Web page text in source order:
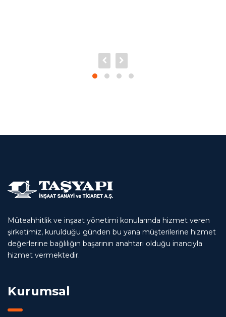
Müteahhitlik ve inşaat yönetimi konularında hizmet veren
şirketimiz, kurulduğu günden bu yana müşterilerine hizmet
değerlerine bağlılığın başarının anahtarı olduğu inancıyla
hizmet vermektedir.
Kurumsal